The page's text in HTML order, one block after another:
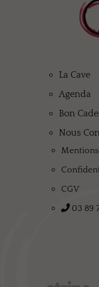
La Cave
Agenda
Bon
Nous
CGV
03 89